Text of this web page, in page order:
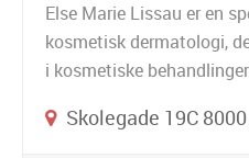
Else Marie Lissau er en
kosmetisk dermatologi,
i kosmetiske
Skolegade 19C